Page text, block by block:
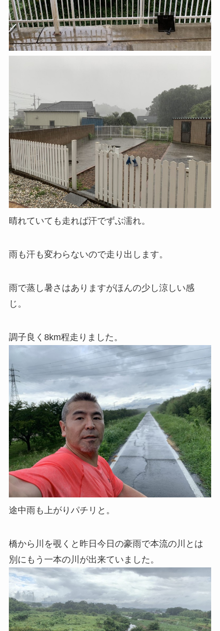
晴れていても走れば汗でずぶ濡れ。
雨も汗も変わらないので走り出します。
雨で蒸し暑さはありますがほんの少し涼しい感
じ。
調子良く8km程走りました。
途中雨も上がりパチリと。
橋から川を覗くと昨日今日の豪雨で本流の川とは
別にもう一本の川が出来ていました。